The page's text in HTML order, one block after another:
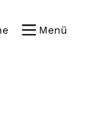
Menü